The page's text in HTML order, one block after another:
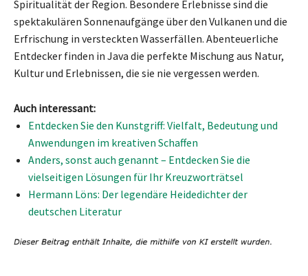
Spiritualität der Region. Besondere Erlebnisse sind die
spektakulären Sonnenaufgänge über den Vulkanen und die
Erfrischung in versteckten Wasserfällen. Abenteuerliche
Entdecker finden in Java die perfekte Mischung aus Natur,
Kultur und Erlebnissen, die sie nie vergessen werden.
Auch interessant:
Entdecken Sie den Kunstgriff: Vielfalt, Bedeutung und
Anwendungen im kreativen Schaffen
Anders, sonst auch genannt – Entdecken Sie die
vielseitigen Lösungen für Ihr Kreuzworträtsel
Hermann Löns: Der legendäre Heidedichter der
deutschen Literatur